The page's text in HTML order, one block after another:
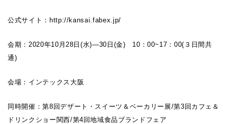
公式サイト： http://kansai.fabex.jp/
会期：2020年10月28日(水)―30日(金) 10：00~17：00(３日間共
通)
会場：インテックス大阪
同時開催：第8回デザート・スイーツ＆ベーカリー展/第3回カフェ＆
ドリンクショー関西/第4回地域食品ブランドフェア